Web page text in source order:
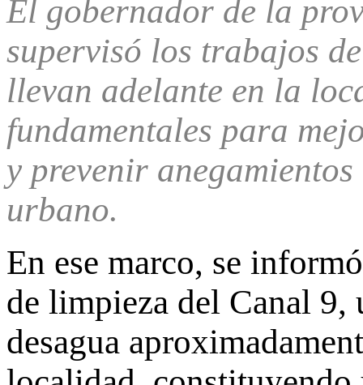
El gobernador de la
supervisó los trabajos
llevan adelante en la
fundamentales para
y prevenir
urbano.
En ese marco, se
de limpieza del Canal 9,
desagua